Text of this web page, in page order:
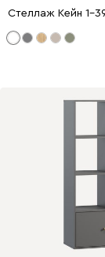
Стеллаж Кейн 1-